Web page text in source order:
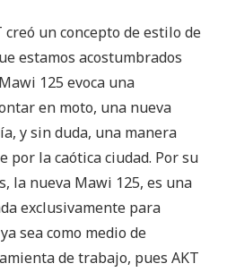
creó un concepto de estilo de
estamos acostumbrados
125 evoca una
en moto, una nueva
y sin duda, una manera
por la caótica ciudad. Por su
la nueva Mawi 125, es una
exclusivamente para
sea como medio de
de trabajo, pues AKT